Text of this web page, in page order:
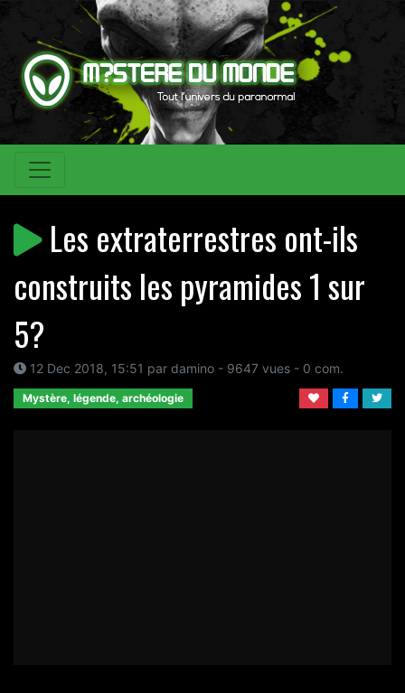
Les extraterrestres ont-ils
construits les pyramides 1 sur
5?
12 Dec 2018, 15:51 par damino - 9647 vues - 0 com.
Mystère, légende, archéologie